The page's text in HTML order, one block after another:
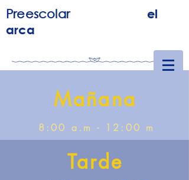
Preescolar el
arca
Mañana
8:00 a.m - 12:00 m
Tarde